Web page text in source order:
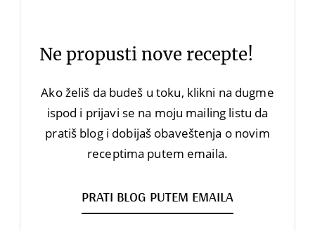
Ne propusti nove recepte!
Ako želiš da budeš u toku, klikni na dugme
ispod i prijavi se na moju mailing listu da
pratiš blog i dobijaš obaveštenja o novim
receptima putem emaila.
PRATI BLOG PUTEM EMAILA